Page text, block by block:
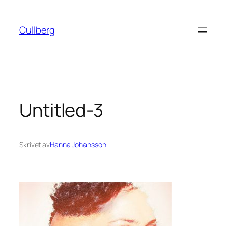
innehåll
Cullberg
Untitled-3
Skrivet avHanna Johanssoni